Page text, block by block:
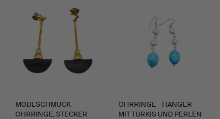
MODESCHMUCK
OHRRINGE, STECKER
OHRRINGE - HÄNGER
MIT TÜRKIS UND PERLEN